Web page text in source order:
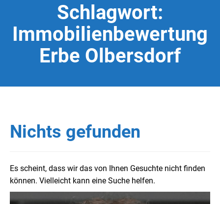
Schlagwort:
Immobilienbewertung
Erbe Olbersdorf
Nichts gefunden
Es scheint, dass wir das von Ihnen Gesuchte nicht finden
können. Vielleicht kann eine Suche helfen.